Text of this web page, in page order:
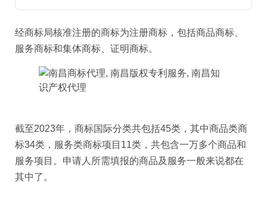
经商标局核准注册的商标为注册商标，包括商品商标、
服务商标和集体商标、证明商标。
截至2023年，商标国际分类共包括45类，其中商品类商
标34类，服务类商标项目11类，共包含一万多个商品和
服务项目。申请人所需填报的商品及服务一般来说都在
其中了。